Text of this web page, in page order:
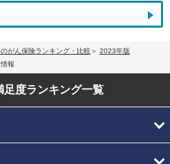
がん保険ランキング・比較
2023年版
報
足度ランキング一覧